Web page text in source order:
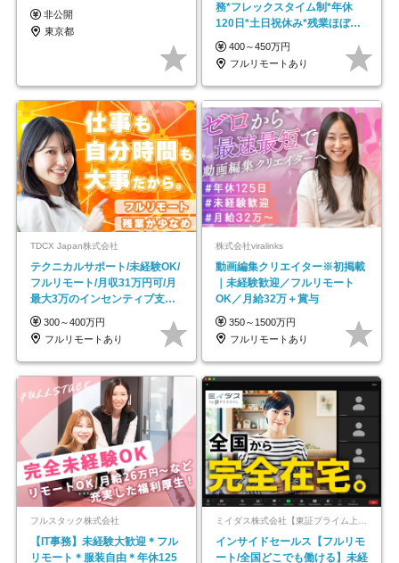
非公開
東京都
務*フレックスタイム制*年休
120日*土日祝休み*残業ほぼな
し*育児中社員8割以上
400～450万円
フルリモートあり
TDCX Japan株式会社
テクニカルサポート/未経験OK/
フルリモート/月収31万円可/月
最大3万のインセンティブ支給/
平均年齢33歳
300～400万円
フルリモートあり
株式会社viralinks
動画編集クリエイター※初掲載
｜未経験歓迎／フルリモート
OK／月給32万＋賞与
350～1500万円
フルリモートあり
フルスタック株式会社
【IT事務】未経験大歓迎＊フル
リモート＊服装自由＊年休125
ミイダス株式会社【東証プライム上場パーソルグループ】
インサイドセールス【フルリモ
ート/全国どこでも働ける】未経